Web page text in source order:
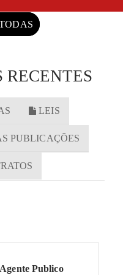
RECENTES
LEIS
PUBLICAÇÕES
Publico